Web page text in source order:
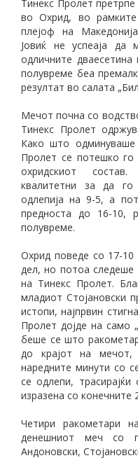
Тинекс Пролет
во Охрид, во
плејоф на
Јовиќ не успеаја да
одличните
полувреме беа
резултат во салата
Мечот почна со
Тинекс Пролет
Како што
Пролет се потешко
охридскиот
квалитетни за да го
одлепија на 9-5, а
предноста до 16-10,
полувреме.
Охрид поведе со 17-
дел, но потоа следеше
на Тинекс Пролет.
младиот Стојановски
истопи, најпрвин
Пролет дојде на само
беше се што
до крајот на
наредните минути со
се одлепи,
изразена со конечните
Четири ракометари
денешниот меч со
Андоновски,